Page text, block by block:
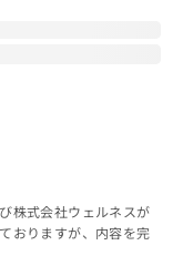
株式会社ウェルネスが
おりますが、内容を完